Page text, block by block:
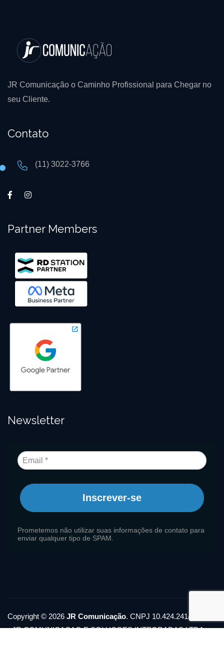
JR Comunicação o Caminho Profissional para Chegar no
seu Cliente.
Contato
(11) 3022-3766
Partner Members
Newsletter
Inscrever-se
Prometemos não utilizar suas informações de contato para
enviar qualquer tipo de SPAM.
Copyright © 2026 JR Comunicação. CNPJ 10.424.241/0001-11
- JR COMUNICACAO E SOLUCOES INTEGRADAS LTDA